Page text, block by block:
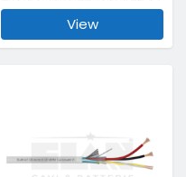
View